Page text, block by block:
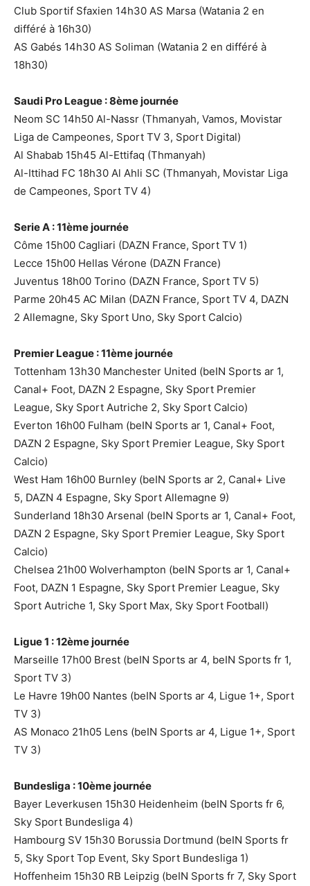
Club Sportif Sfaxien 14h30 AS Marsa (Watania 2 en
différé à 16h30)
AS Gabés 14h30 AS Soliman (Watania 2 en différé à
18h30)
Saudi Pro League : 8ème journée
Neom SC 14h50 Al-Nassr (Thmanyah, Vamos, Movistar
Liga de Campeones, Sport TV 3, Sport Digital)
Al Shabab 15h45 Al-Ettifaq (Thmanyah)
Al-Ittihad FC 18h30 Al Ahli SC (Thmanyah, Movistar Liga
de Campeones, Sport TV 4)
Serie A : 11ème journée
Côme 15h00 Cagliari (DAZN France, Sport TV 1)
Lecce 15h00 Hellas Vérone (DAZN France)
Juventus 18h00 Torino (DAZN France, Sport TV 5)
Parme 20h45 AC Milan (DAZN France, Sport TV 4, DAZN
2 Allemagne, Sky Sport Uno, Sky Sport Calcio)
Premier League : 11ème journée
Tottenham 13h30 Manchester United (beIN Sports ar 1,
Canal+ Foot, DAZN 2 Espagne, Sky Sport Premier
League, Sky Sport Autriche 2, Sky Sport Calcio)
Everton 16h00 Fulham (beIN Sports ar 1, Canal+ Foot,
DAZN 2 Espagne, Sky Sport Premier League, Sky Sport
Calcio)
West Ham 16h00 Burnley (beIN Sports ar 2, Canal+ Live
5, DAZN 4 Espagne, Sky Sport Allemagne 9)
Sunderland 18h30 Arsenal (beIN Sports ar 1, Canal+ Foot,
DAZN 2 Espagne, Sky Sport Premier League, Sky Sport
Calcio)
Chelsea 21h00 Wolverhampton (beIN Sports ar 1, Canal+
Foot, DAZN 1 Espagne, Sky Sport Premier League, Sky
Sport Autriche 1, Sky Sport Max, Sky Sport Football)
Ligue 1 : 12ème journée
Marseille 17h00 Brest (beIN Sports ar 4, beIN Sports fr 1,
Sport TV 3)
Le Havre 19h00 Nantes (beIN Sports ar 4, Ligue 1+, Sport
TV 3)
AS Monaco 21h05 Lens (beIN Sports ar 4, Ligue 1+, Sport
TV 3)
Bundesliga : 10ème journée
Bayer Leverkusen 15h30 Heidenheim (beIN Sports fr 6,
Sky Sport Bundesliga 4)
Hambourg SV 15h30 Borussia Dortmund (beIN Sports fr
5, Sky Sport Top Event, Sky Sport Bundesliga 1)
Hoffenheim 15h30 RB Leipzig (beIN Sports fr 7, Sky Sport